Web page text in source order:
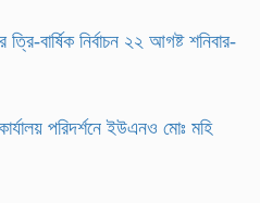
বার্ষিক নির্বাচন ২২ আগষ্ট শনিবার-
পরিদর্শনে ইউএনও মোঃ মহি